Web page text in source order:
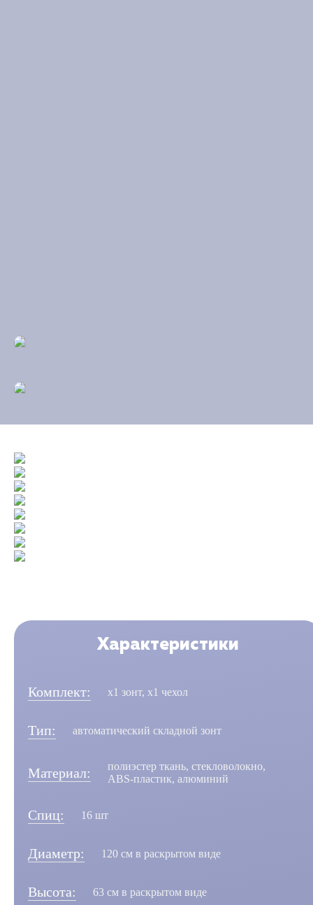
Характеристики
Комплект: х1 зонт, х1 чехол
Тип: автоматический складной зонт
Материал:
полиэстер ткань, стекловолокно,
ABS-пластик, алюминий
Спиц: 16 шт
Диаметр: 120 см в раскрытом виде
Высота: 63 см в раскрытом виде